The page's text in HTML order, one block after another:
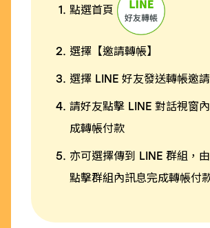
點選首頁
選擇【邀請轉帳】
選擇 LINE 好友發送轉帳邀請
請好友點擊 LINE 對話視窗
成轉帳付款
亦可選擇傳到 LINE 群組，
點擊群組內訊息完成轉帳付